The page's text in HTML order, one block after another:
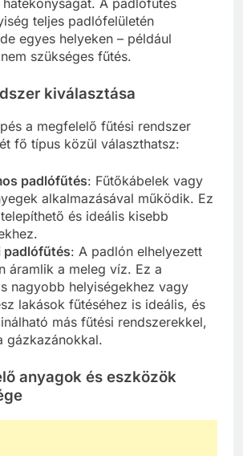
teljes padlófelületén
egyes helyeken – például
szükséges fűtés.
kiválasztása
a megfelelő fűtési rendszer
fő típus közül választhatsz:
padlófűtés: Fűtőkábelek vagy
alkalmazásával működik. Ez
és ideális kisebb
padlófűtés: A padlón elhelyezett
áramlik a meleg víz. Ez a
nagyobb helyiségekhez vagy
lakások fűtéséhez is ideális, és
más fűtési rendszerekkel,
gázkazánokkal.
anyagok és eszközök